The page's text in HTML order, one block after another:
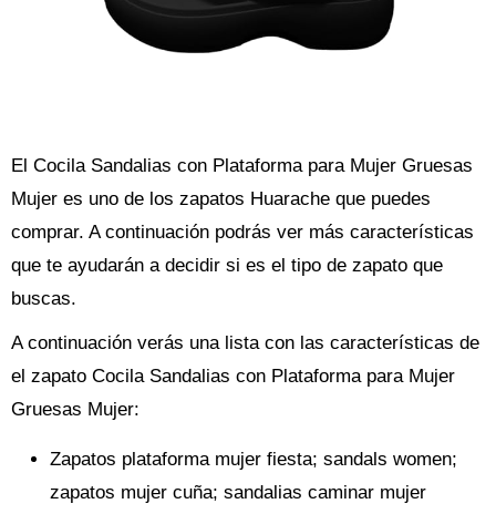
El Cocila Sandalias con Plataforma para Mujer Gruesas
Mujer es uno de los zapatos Huarache que puedes
comprar. A continuación podrás ver más características
que te ayudarán a decidir si es el tipo de zapato que
buscas.
A continuación verás una lista con las características de
el zapato Cocila Sandalias con Plataforma para Mujer
Gruesas Mujer:
Zapatos plataforma mujer fiesta; sandals women;
zapatos mujer cuña; sandalias caminar mujer